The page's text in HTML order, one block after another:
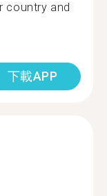
country and
下載APP